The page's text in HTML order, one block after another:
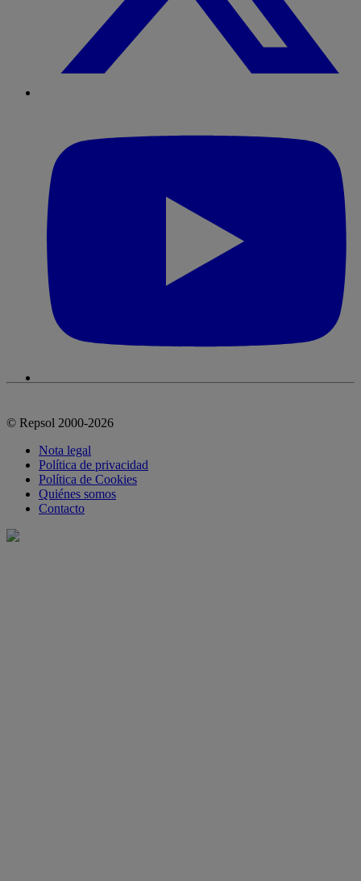
© Repsol 2000-2026
Nota legal
Política de privacidad
Política de Cookies
Quiénes somos
Contacto